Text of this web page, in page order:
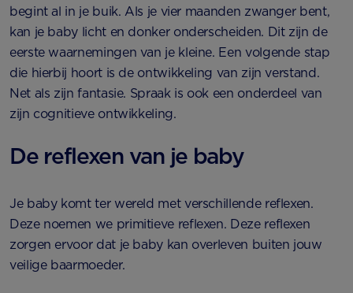
begint al in je buik. Als je vier maanden zwanger bent,
kan je baby licht en donker onderscheiden. Dit zijn de
eerste waarnemingen van je kleine. Een volgende stap
die hierbij hoort is de ontwikkeling van zijn verstand.
Net als zijn fantasie. Spraak is ook een onderdeel van
zijn cognitieve ontwikkeling.
De reflexen van je baby
Je baby komt ter wereld met verschillende reflexen.
Deze noemen we primitieve reflexen. Deze reflexen
zorgen ervoor dat je baby kan overleven buiten jouw
veilige baarmoeder.